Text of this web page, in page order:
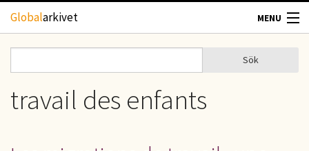
Hoppa till huvudinnehåll
Globalarkivet MENU
TIDSKRIFTER
Sökformulär
Sök
travail des enfants